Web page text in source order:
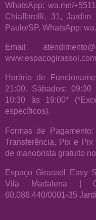
WhatsApp: wa.me/
Chiaffarelli, 31,
Paulo/SP. WhatsApp:
Email:
Horário de
21:00. Sábados:
10:30 às 19:00*
específicos).
Formas de
Transferência, Pix e
de manobrista gratuito
Espaço Girassol Easy
Vila Madalena |
60.086.440/0001-35